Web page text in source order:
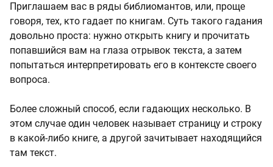
Приглашаем вас в ряды библиомантов, или, проще
говоря, тех, кто гадает по книгам. Суть такого гадания
довольно проста: нужно открыть книгу и прочитать
попавшийся вам на глаза отрывок текста, а затем
попытаться интерпретировать его в контексте своего
вопроса.
Более сложный способ, если гадающих несколько. В
этом случае один человек называет страницу и строку
в какой-либо книге, а другой зачитывает находящийся
там текст.